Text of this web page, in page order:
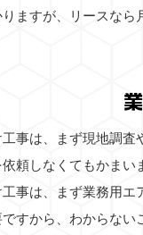
ますが、リースな
事は、まず現地調
頼しなくてもかま
事は、まず業務用
すから、わからな